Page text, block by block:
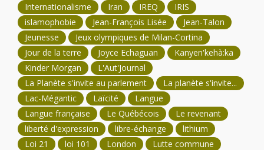
Internationalisme
Iran IREQ
IRIS
islamophobie
Jean-François Lisée
Jean-Talon
Jeunesse
Jeux olympiques de Milan-Cortina
Jour de la terre
Joyce Echaguan
Kanyen'kehà:ka
Kinder Morgan
L'Aut'Journal
La Planète s'invite au parlement
La planète s'invite...
Lac-Mégantic
Laïcité
Langue
Langue française
Le Québécois
Le revenant
liberté d'expression
libre-échange
lithium
Loi 21
loi 101 London
Lutte commune